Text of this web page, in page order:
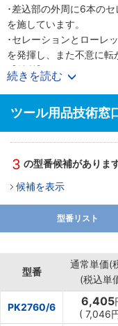
･差込部の外周に6本の
を施しています。
･セレーションとローレ
を発揮し、また不意に転
【材質】
･クロムモリブデン鋼
続きを読む
ツール用品技術窓
3 の型番候補がありま
候補を表示
型番リスト
型番
通常単価(
(税込単
PK2760/6 6,405
( 7,046